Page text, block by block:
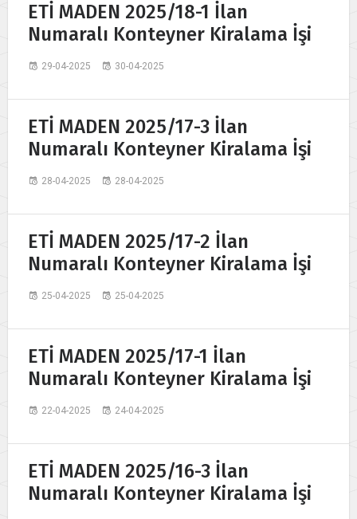
ETİ MADEN 2025/18-1 İlan
Numaralı Konteyner Kiralama İşi
29-04-2025 30-04-2025
ETİ MADEN 2025/17-3 İlan
Numaralı Konteyner Kiralama İşi
28-04-2025 28-04-2025
ETİ MADEN 2025/17-2 İlan
Numaralı Konteyner Kiralama İşi
25-04-2025 25-04-2025
ETİ MADEN 2025/17-1 İlan
Numaralı Konteyner Kiralama İşi
22-04-2025 24-04-2025
ETİ MADEN 2025/16-3 İlan
Numaralı Konteyner Kiralama İşi